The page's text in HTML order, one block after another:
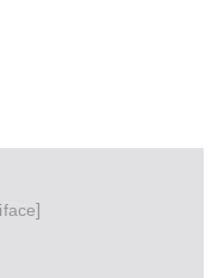
]